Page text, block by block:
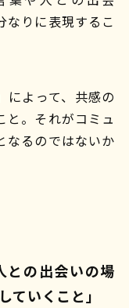
なりに表現するこ
によって、共感の
と。それがコミュ
なるのではないか
との出会いの場
ていくこと」